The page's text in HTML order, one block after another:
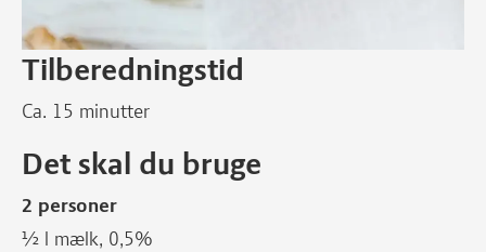
Tilberedningstid
Ca. 15 minutter
Det skal du bruge
2 personer
½ l mælk, 0,5%